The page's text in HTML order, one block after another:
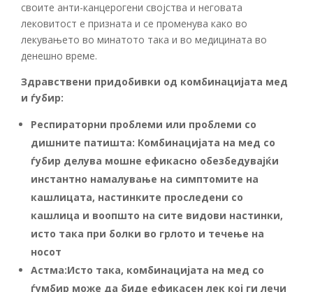
своите анти-канцерогени својства и неговата
лековитост е призната и се променува како во
лекувањето во минатото така и во медицината во
денешно време.
Здравствени придобивки од комбинацијата мед
и ѓубир:
Респираторни проблеми или проблеми со
дишните патишта: Комбинацијата на мед со
ѓубир делува мошне ефикасно обезбедувајќи
инстантно намалување на симптомите на
кашлицата, настинките проследени со
кашлица и воопшто на сите видови настинки,
исто така при болки во грлото и течење на
носот
Астма:Исто така, комбинацијата на мед со
ѓумбир може да биде ефикасен лек кој ги лечи